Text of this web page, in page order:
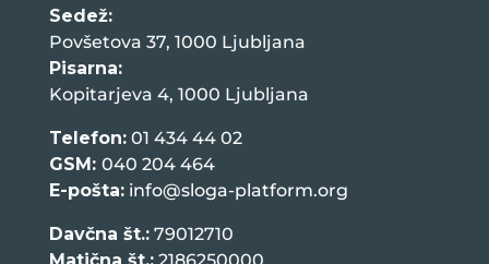
Sedež:
Povšetova 37, 1000 Ljubljana
Pisarna:
Kopitarjeva 4, 1000 Ljubljana
Telefon:01 434 44 02
GSM: 040 204 464
E-pošta: info@sloga-platform.org
Davčna št.:79012710